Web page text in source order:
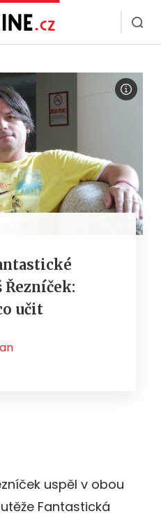
učit
uspěl v obou
Fantastická